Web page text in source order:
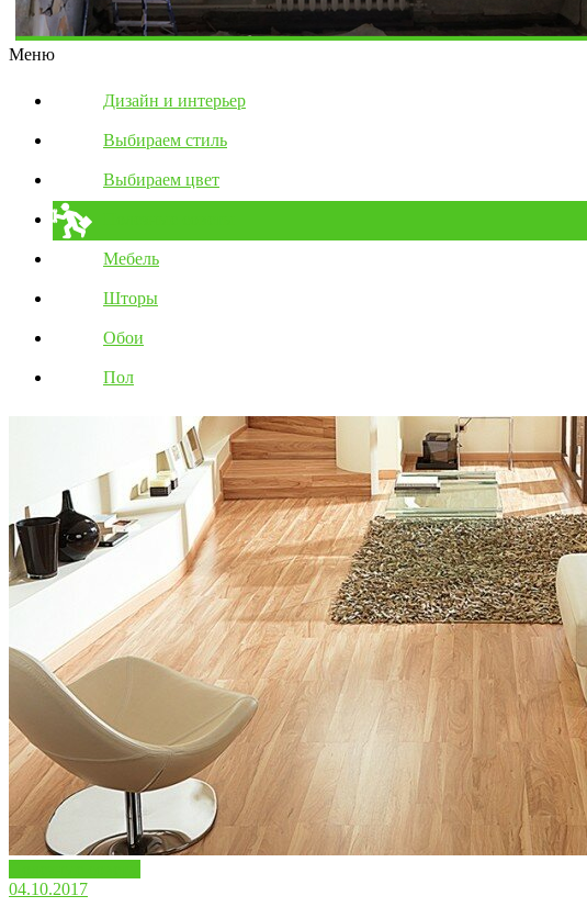
Меню
Дизайн и интерьер
Выбираем стиль
Выбираем цвет
Мебель
Шторы
Обои
Пол
04.10.2017